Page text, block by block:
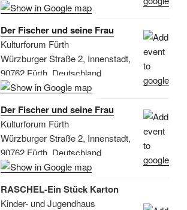
Der Fischer und seine Frau
Kulturforum Fürth
Würzburger Straße 2, Innenstadt,
90762 Fürth, Deutschland
Der Fischer und seine Frau
Kulturforum Fürth
Würzburger Straße 2, Innenstadt,
90762 Fürth, Deutschland
RASCHEL-Ein Stück Karton
Kinder- und Jugendhaus